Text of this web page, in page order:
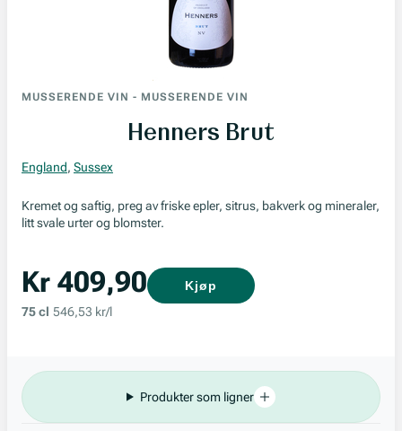
MUSSERENDE VIN - MUSSERENDE VIN
Henners Brut
England, Sussex
Kremet og saftig, preg av friske epler, sitrus, bakverk og mineraler,
litt svale urter og blomster.
Kr 409,90
75 cl 546,53 kr/l
Kjøp
Produkter som ligner